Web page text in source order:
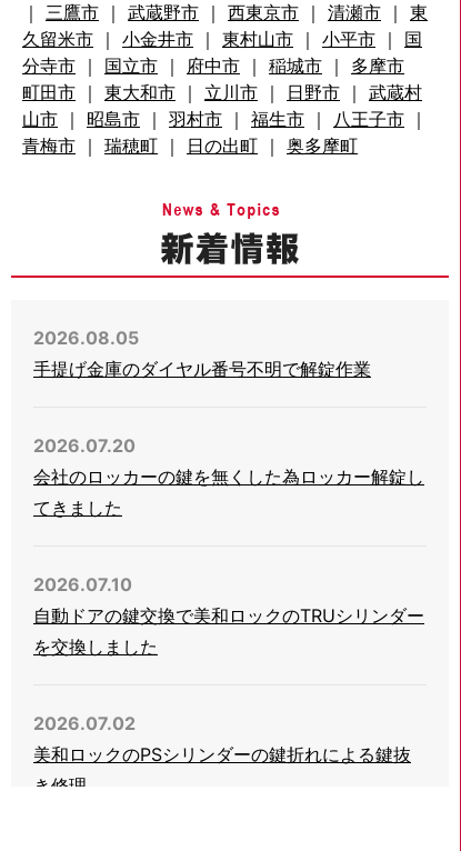
｜ 三鷹市 ｜ 武蔵野市 ｜ 西東京市 ｜ 清瀬市 ｜ 東
久留米市 ｜ 小金井市 ｜ 東村山市 ｜ 小平市 ｜ 国
分寺市 ｜ 国立市 ｜ 府中市 ｜ 稲城市 ｜ 多摩市
町田市 ｜ 東大和市 ｜ 立川市 ｜ 日野市 ｜ 武蔵村
山市 ｜ 昭島市 ｜ 羽村市 ｜ 福生市 ｜ 八王子市 ｜
青梅市 ｜ 瑞穂町 ｜ 日の出町 ｜ 奥多摩町
2026.08.05
手提げ金庫のダイヤル番号不明で解錠作業
2026.07.20
会社のロッカーの鍵を無くした為ロッカー解錠し
てきました
2026.07.10
自動ドアの鍵交換で美和ロックのTRUシリンダー
を交換しました
2026.07.02
美和ロックのPSシリンダーの鍵折れによる鍵抜
き修理